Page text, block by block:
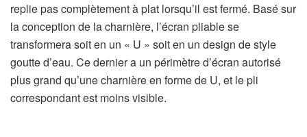
replie pas complètement à plat lorsqu’il est fermé. Basé sur
la conception de la charnière, l’écran pliable se
transformera soit en un « U » soit en un design de style
goutte d’eau. Ce dernier a un périmètre d’écran autorisé
plus grand qu’une charnière en forme de U, et le pli
correspondant est moins visible.